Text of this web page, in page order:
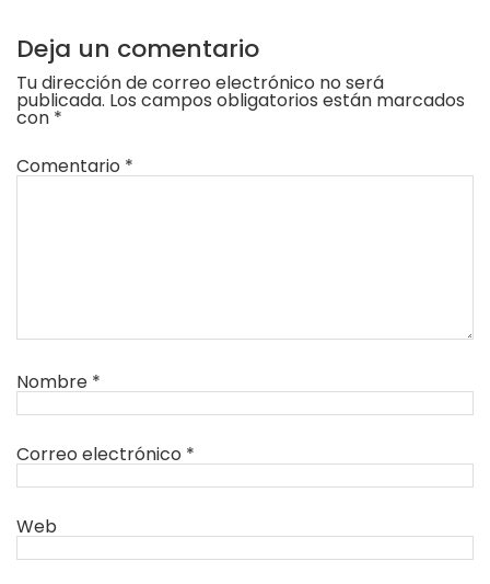
Deja un comentario
Tu dirección de correo electrónico no será
publicada. Los campos obligatorios están marcados
con *
Comentario *
Nombre *
Correo electrónico *
Web